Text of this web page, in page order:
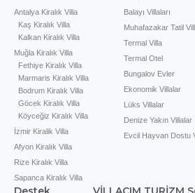
Antalya Kiralık Villa
Kaş Kiralık Villa
Kalkan Kiralık Villa
Muğla Kiralık Villa
Fethiye Kiralık Villa
Marmaris Kiralık Villa
Bodrum Kiralık Villa
Göcek Kiralık Villa
Köyceğiz Kiralık Villa
İzmir Kiralik Villa
Afyon Kiralık Villa
Rize Kiralık Villa
Sapanca Kiralık Villa
Balayı Villaları
Muhafazakar Tatil
Termal Villa
Termal Otel
Bungalov Evler
Ekonomik Villalar
Lüks Villalar
Denize Yakın Villalar
Evcil Hayvan Dostu